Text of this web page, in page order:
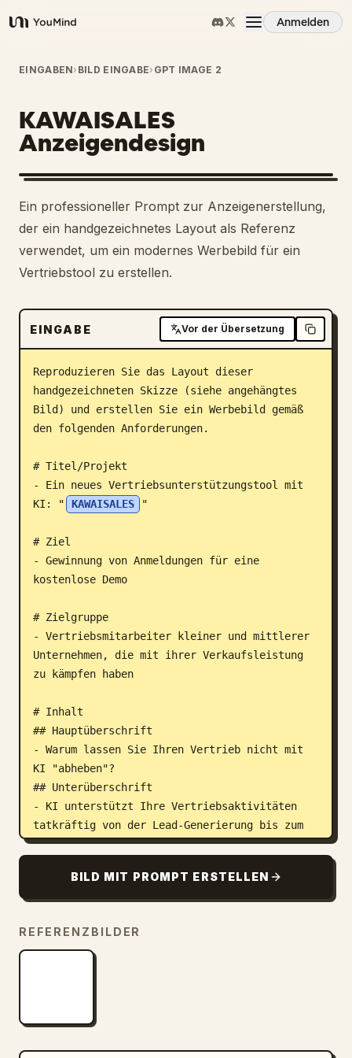
YouMind
Anmelden
Übersicht
Anwendungsfälle
Fähigkeiten
Prompts
Preise
Download
Blog
Updates
EINGABEN› BILD EINGABE› GPT IMAGE 2
KAWAISALES
Anzeigendesign
Ein professioneller Prompt zur Anzeigenerstellung,
der ein handgezeichnetes Layout als Referenz
verwendet, um ein modernes Werbebild für ein
Vertriebstool zu erstellen.
EINGABE Vor der Übersetzung
Reproduzieren Sie das Layout dieser
handgezeichneten Skizze (siehe angehängtes
Bild) und erstellen Sie ein Werbebild gemäß
den folgenden Anforderungen.
# Titel/Projekt
- Ein neues Vertriebsunterstützungstool mit
KI: "
KAWAISALES "
# Ziel
- Gewinnung von Anmeldungen für eine
kostenlose Demo
# Zielgruppe
- Vertriebsmitarbeiter kleiner und mittlerer
Unternehmen, die mit ihrer Verkaufsleistung
zu kämpfen haben
# Inhalt
## Hauptüberschrift
- Warum lassen Sie Ihren Vertrieb nicht mit
KI "abheben"?
## Unterüberschrift
- KI unterstützt Ihre Vertriebsaktivitäten
tatkräftig von der Lead-Generierung bis zum
Abschluss!
- Jetzt kostenlose Demo erleben! ## Eye-
Catcher 1
Vertriebsmitarbeiter und eine
Vertriebsmitarbeiterin in den 30ern in
- Abstrakte Illustrationen oder Formen, die
BILD MIT PROMPT ERSTELLEN
REFERENZBILDER